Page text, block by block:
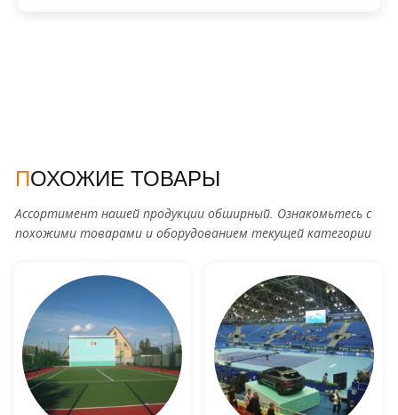
ПОХОЖИЕ ТОВАРЫ
Ассортимент нашей продукции обширный. Ознакомьтесь с
похожими товарами и оборудованием текущей категории